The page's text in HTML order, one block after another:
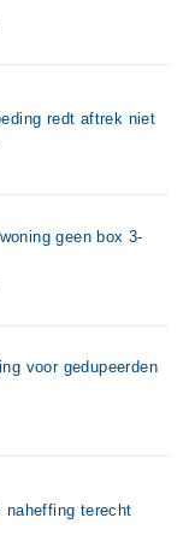
redt aftrek niet
geen box 3-
voor gedupeerden
naheffing terecht